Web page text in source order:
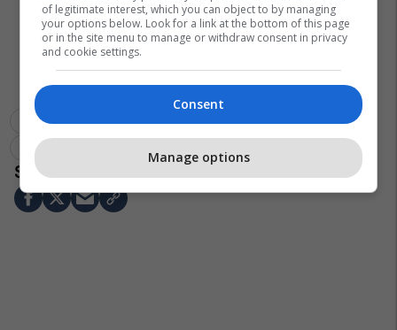
Irani Ngushtica E Hormuzit Donald Trump
Shba
Lufta Në Iran
of legitimate interest, which you can object to by managing
your options below. Look for a link at the bottom of this page
or in the site menu to manage or withdraw consent in privacy
and cookie settings.
Consent
Manage options